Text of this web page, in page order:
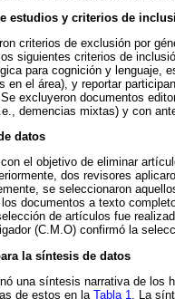
estudios y criterios de
criterios de exclusión por
siguientes criterios de
para cognición y lenguaje,
en el área), y reportar
excluyeron documentos
demencias mixtas) y con
datos
con el objetivo de eliminar
dos revisores
se seleccionaron
documentos a texto
de artículos fue
(C.M.O) confirmó la
la síntesis de datos
una síntesis narrativa de los
de estos en la Tabla 1 . La